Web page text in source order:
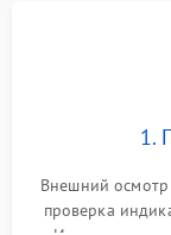
1.
Внешний осмотр
проверка